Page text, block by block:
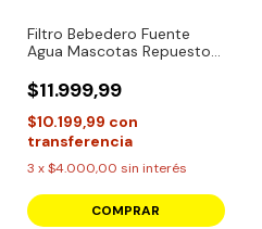
Filtro Bebedero Fuente
Agua Mascotas Repuesto
$11.999,99
$10.199,99 con
transferencia
3 x$4.000,00 sin interés
COMPRAR